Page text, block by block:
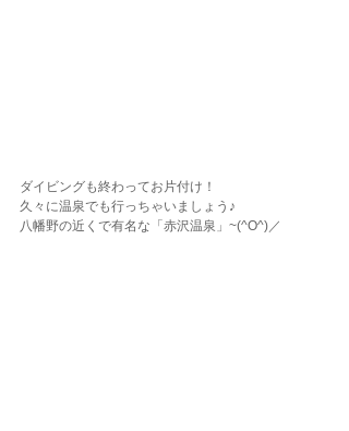
ダイビングも終わってお片付け！
久々に温泉でも行っちゃいましょう♪
八幡野の近くで有名な「赤沢温泉」~(^O^)／